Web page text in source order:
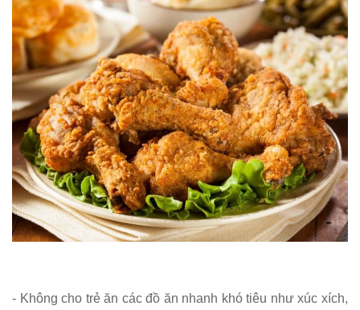
- Không cho trẻ ăn các đồ ăn nhanh khó tiêu như xúc xích,